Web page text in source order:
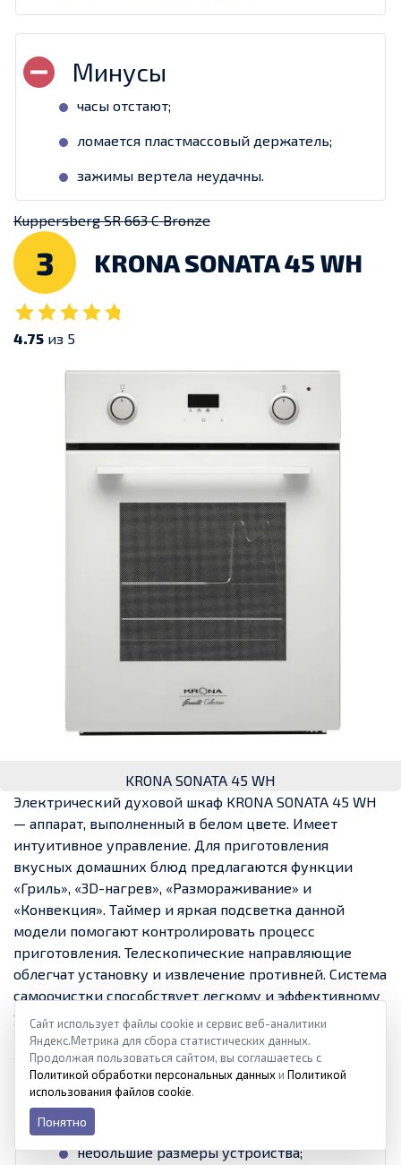
часы отстают;
ломается пластмассовый держатель;
зажимы вертела неудачны.
Kuppersberg SR 663 C Bronze
3 KRONA SONATA 45 WH
4.75 из 5
KRONA SONATA 45 WH
Электрический духовой шкаф KRONA SONATA 45 WH
— аппарат, выполненный в белом цвете. Имеет
интуитивное управление. Для приготовления
вкусных домашних блюд предлагаются функции
«Гриль», «3D-нагрев», «Размораживание» и
«Конвекция». Таймер и яркая подсветка данной
модели помогают контролировать процесс
приготовления. Телескопические направляющие
облегчат установку и извлечение противней. Система
самоочистки способствует легкому и эффективному
удалению загрязнений. В комплекте с KRONA SONATA
45 WH поставляются два противня с держателем, а
также решетка и вертел.
небольшие размеры устройства;
Сайт использует файлы cookie и сервис веб-аналитики
Яндекс.Метрика для сбора статистических данных.
Продолжая пользоваться сайтом, вы соглашаетесь с
Политикой обработки персональных данных и Политикой
использования файлов cookie.
Понятно